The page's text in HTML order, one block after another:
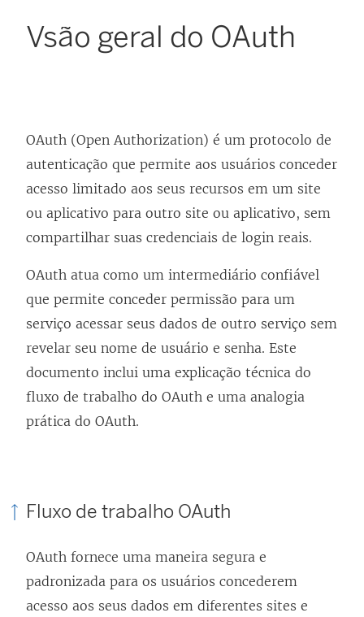
Vsão geral do OAuth
OAuth (Open Authorization) é um protocolo de
autenticação que permite aos usuários conceder
acesso limitado aos seus recursos em um site
ou aplicativo para outro site ou aplicativo, sem
compartilhar suas credenciais de login reais.
OAuth atua como um intermediário confiável
que permite conceder permissão para um
serviço acessar seus dados de outro serviço sem
revelar seu nome de usuário e senha. Este
documento inclui uma explicação técnica do
fluxo de trabalho do OAuth e uma analogia
prática do OAuth.
Fluxo de trabalho OAuth
OAuth fornece uma maneira segura e
padronizada para os usuários concederem
acesso aos seus dados em diferentes sites e